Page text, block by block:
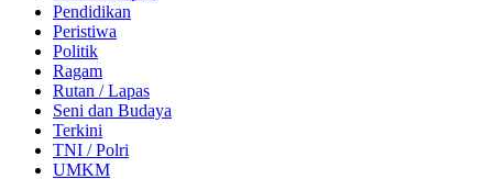
Pendidikan
Peristiwa
Politik
Ragam
Rutan / Lapas
Seni dan Budaya
Terkini
TNI / Polri
UMKM